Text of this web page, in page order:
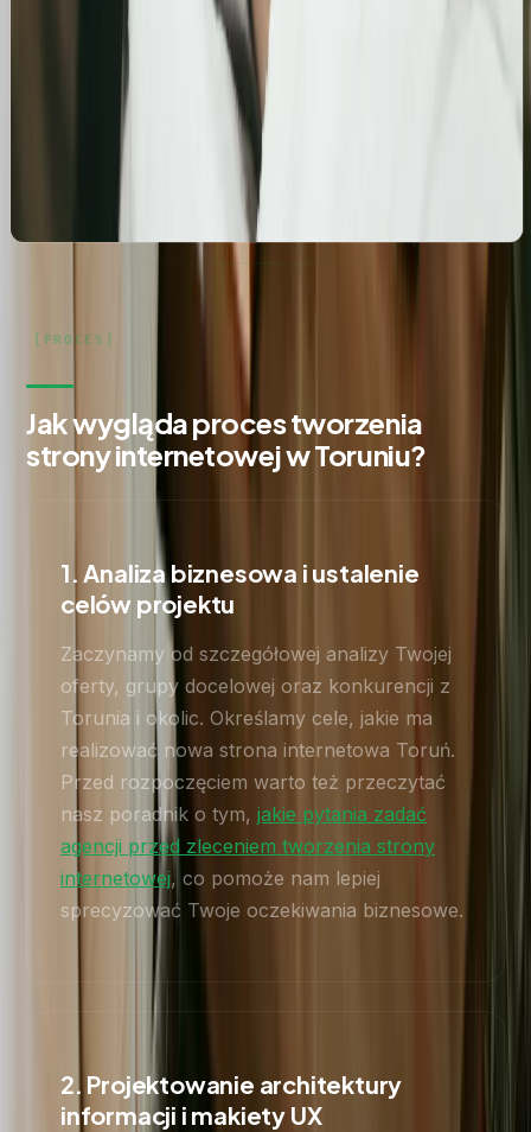
Profesjonalny profil Google i pozycjonowanie lokalne
salonu kosmetologicznego
Zbudowanie i optymalizacja wizytówki Google dla
gabinetu kosmetologicznego Rosanna. Pełne
wdrożenie wizytówki, spójność NAP oraz integracja z
profilami społecznościowymi i stroną www.
Jak wygląda proces tworzenia
strony internetowej w Toruniu?
1. Analiza biznesowa i ustalenie
celów projektu
Zaczynamy od szczegółowej analizy Twojej
oferty, grupy docelowej oraz konkurencji z
Torunia i okolic. Określamy cele, jakie ma
realizować nowa strona internetowa Toruń.
Przed rozpoczęciem warto też przeczytać
nasz poradnik o tym, jakie pytania zadać
agencji przed zleceniem tworzenia strony
internetowej, co pomoże nam lepiej
sprecyzować Twoje oczekiwania biznesowe.
2. Projektowanie architektury
informacji i makiety UX